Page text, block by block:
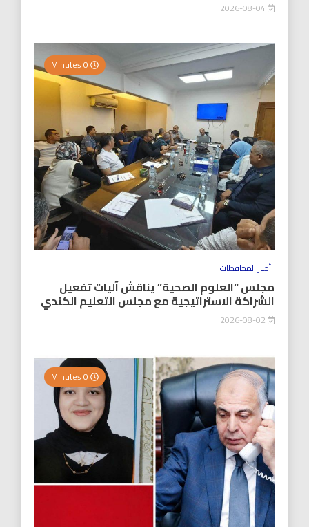
أخبار المحافظات
مجلس “العلوم الصحية” يناقش آليات تفعيل
الشراكة الاستراتيجية مع مجلس التعليم الكندي